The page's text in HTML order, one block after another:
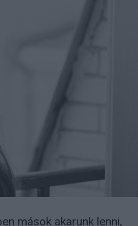
mások akarunk lenni,